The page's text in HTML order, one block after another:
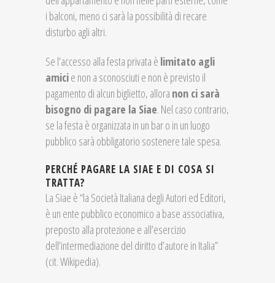
i balconi, meno ci sarà la possibilità di recare
disturbo agli altri.
Se l’accesso alla festa privata è limitato agli
amicie non a sconosciuti e non è previsto il
pagamento di alcun biglietto, allora non ci sarà
bisogno di pagare la Siae. Nel caso contrario,
se la festa è organizzata in un bar o in un luogo
pubblico sarà obbligatorio sostenere tale spesa.
PERCHÉ PAGARE LA SIAE E DI COSA SI
TRATTA?
La Siae è “la Società Italiana degli Autori ed Editori,
è un ente pubblico economico a base associativa,
preposto alla protezione e all’esercizio
dell’intermediazione del diritto d’autore in Italia”
(cit. Wikipedia).